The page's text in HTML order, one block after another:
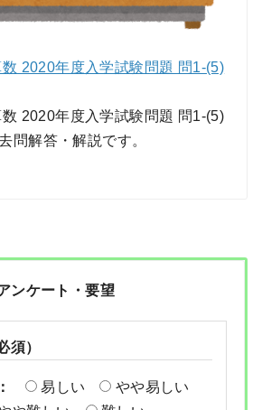
2020年度入学試験問題 問1-(5)
2020年度入学試験問題 問1-(5)
問解答・解説です。
ンケート・要望
須）
易しい
やや易しい